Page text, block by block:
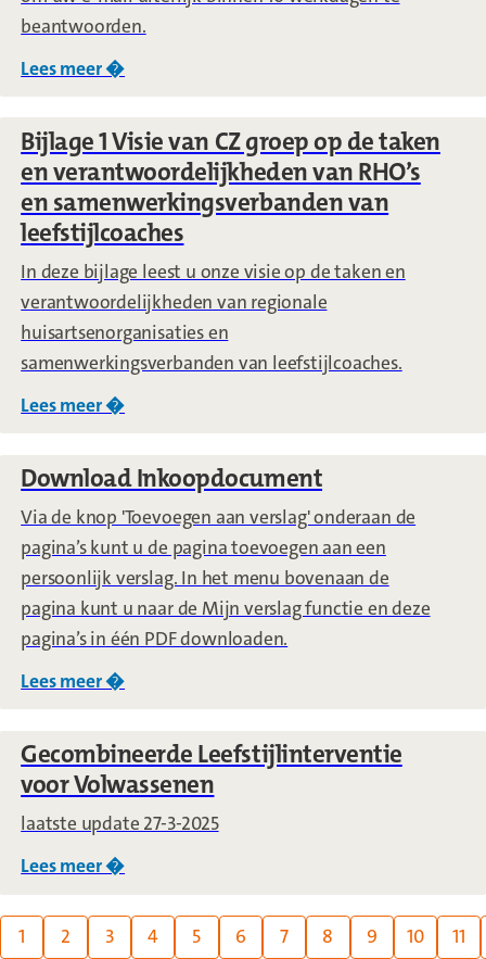
beantwoorden.
Lees meer �
Bijlage 1 Visie van CZ groep op de taken
en verantwoordelijkheden van RHO’s
en samenwerkingsverbanden van
leefstijlcoaches
In deze bijlage leest u onze visie op de taken en
verantwoordelijkheden van regionale
huisartsenorganisaties en
samenwerkingsverbanden van leefstijlcoaches.
Lees meer �
Download Inkoopdocument
Via de knop 'Toevoegen aan verslag' onderaan de
pagina’s kunt u de pagina toevoegen aan een
persoonlijk verslag. In het menu bovenaan de
pagina kunt u naar de Mijn verslag functie en deze
pagina’s in één PDF downloaden.
Lees meer �
Gecombineerde Leefstijlinterventie
voor Volwassenen
laatste update 27-3-2025
Lees meer �
Page:
1 2 3 4 5 6 7 8 9 10 11